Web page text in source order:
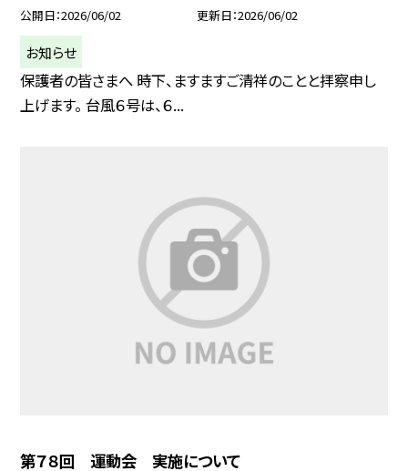
公開日 2026/06/02 更新日 2026/06/02
お知らせ
保護者の皆さまへ 時下、ますますご清祥のことと拝察申し
上げます。 台風６号は、６...
第７８回 運動会 実施について